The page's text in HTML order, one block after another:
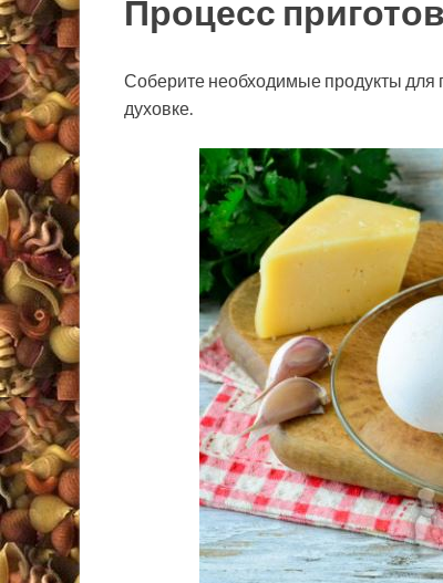
Процесс
Соберите необходимые продукты для
духовке.